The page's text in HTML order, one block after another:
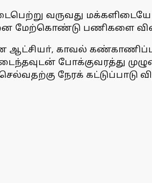
வருவது மக்களிடையே
பணிகளை
காண ஆட்சியா், காவல்
போக்குவரத்து
நேரக் கட்டுப்பாடு